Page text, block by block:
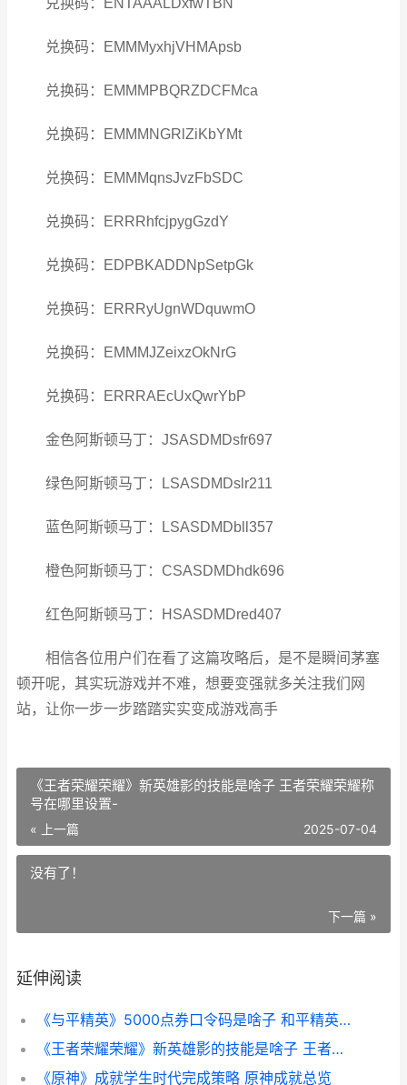
兑换码：ENTAAALDxfwTBN
兑换码：EMMMyxhjVHMApsb
兑换码：EMMMPBQRZDCFMca
兑换码：EMMMNGRlZiKbYMt
兑换码：EMMMqnsJvzFbSDC
兑换码：ERRRhfcjpygGzdY
兑换码：EDPBKADDNpSetpGk
兑换码：ERRRyUgnWDquwmO
兑换码：EMMMJZeixzOkNrG
兑换码：ERRRAEcUxQwrYbP
金色阿斯顿马丁：JSASDMDsfr697
绿色阿斯顿马丁：LSASDMDslr211
蓝色阿斯顿马丁：LSASDMDbll357
橙色阿斯顿马丁：CSASDMDhdk696
红色阿斯顿马丁：HSASDMDred407
相信各位用户们在看了这篇攻略后，是不是瞬间茅塞
顿开呢，其实玩游戏并不难，想要变强就多关注我们网
站，让你一步一步踏踏实实变成游戏高手
《王者荣耀荣耀》新英雄影的技能是啥子 王者荣耀荣耀称
号在哪里设置-
« 上一篇 2025-07-04
没有了！
下一篇 »
延伸阅读
《与平精英》5000点券口令码是啥子 和平精英前500
《王者荣耀荣耀》新英雄影的技能是啥子 王者荣耀荣耀称号在哪里设置-
《原神》成就学生时代完成策略 原神成就总览